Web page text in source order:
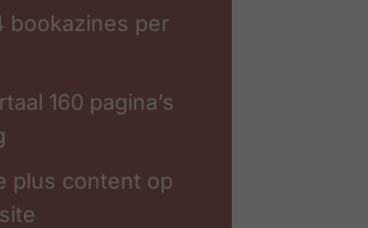
bookazines per
160 pagina’s
plus content op